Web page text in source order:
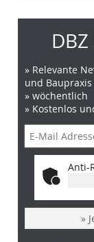
» Relevante
und Baupraxis
» wöchentlich
» Kostenlos
Anti-
»